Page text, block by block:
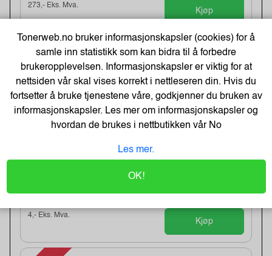
273,- Eks. Mva.
Kjøp
Best Selgere
Tartan Klistrelapper 76x76 gul
Lagerstatus:2568 stk på lager.
4,- Eks. Mva.
Kjøp
Tonerweb.no bruker informasjonskapsler (cookies) for å
samle inn statistikk som kan bidra til å forbedre
brukeropplevelsen. Informasjonskapsler er viktig for at
nettsiden vår skal vises korrekt i nettleseren din. Hvis du
fortsetter å bruke tjenestene våre, godkjenner du bruken av
informasjonskapsler. Les mer om informasjonskapsler og
hvordan de brukes i nettbutikken vårNo
Les mer.
OK!